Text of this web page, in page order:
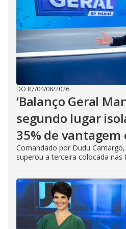
DO R7/04/08/2026
‘Balanço Geral
segundo lugar
35% de vantagem
Comandado por Dudu
superou a terceira colocada